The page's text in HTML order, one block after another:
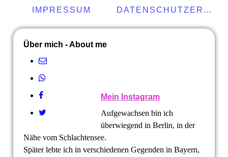
IMPRESSUM
DATENSCHUTZERKLÄRUNG
Über mich - About me
Mein Instagram
Aufgewachsen bin ich
überwiegend in Berlin, in der
Nähe vom Schlachtensee.
Später lebte ich in verschiedenen Gegenden in Bayern,